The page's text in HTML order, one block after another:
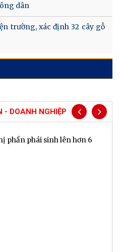
dân
trường, xác định 32 cây gỗ
- DOANH NGHIỆP
phần phái sinh lên hơn 6